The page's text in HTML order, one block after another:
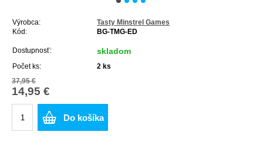
Výrobca:
Tasty Minstrel Games
Kód:
BG-TMG-ED
Dostupnosť: skladom
Počet ks: 2 ks
37,95 €
14,95 €
Do košíka